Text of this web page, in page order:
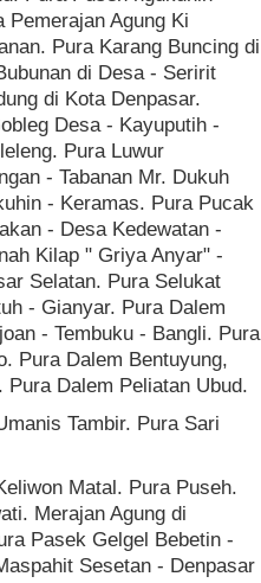
Pemerajan Agung Ki
Pura Karang Buncing di
di Desa - Seririt
di Kota Denpasar.
Desa - Kayuputih -
Pura Luwur
- Tabanan Mr. Dukuh
- Keramas. Pura Pucak
- Desa Kedewatan -
Kilap " Griya Anyar" -
Selatan. Pura Selukat
- Gianyar. Pura Dalem
- Tembuku - Bangli. Pura
Pura Dalem Bentuyung,
Pura Dalem Peliatan Ubud.
Tambir. Pura Sari
Matal. Pura Puseh.
Merajan Agung di
Pasek Gelgel Bebetin -
Sesetan - Denpasar